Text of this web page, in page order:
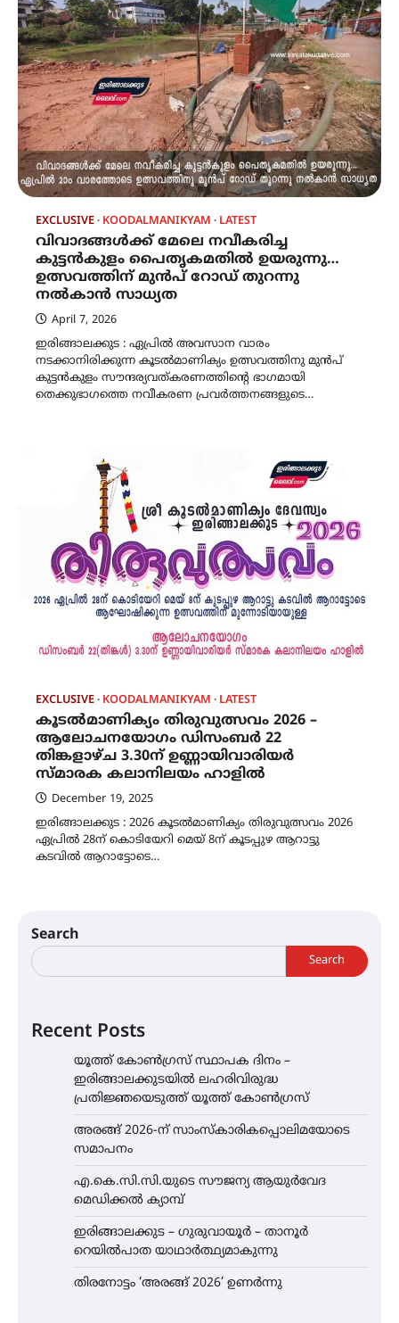
EXCLUSIVE KOODALMANIKYAM LATEST
വിവാദങ്ങൾക്ക് മേലെ നവീകരിച്ച
കുട്ടൻകുളം പൈതൃകമതിൽ ഉയരുന്നു…
ഉത്സവത്തിന് മുൻപ് റോഡ് തുറന്നു
നൽകാൻ സാധ്യത
April 7, 2026
ഇരിങ്ങാലക്കുട : ഏപ്രിൽ അവസാന വാരം
നടക്കാനിരിക്കുന്ന കൂടൽമാണിക്യം ഉത്സവത്തിനു മുൻപ്
കുട്ടൻകുളം സൗന്ദര്യവത്കരണത്തിന്റെ ഭാഗമായി
തെക്കുഭാഗത്തെ നവീകരണ പ്രവർത്തനങ്ങളുടെ…
EXCLUSIVE KOODALMANIKYAM LATEST
കൂടൽമാണിക്യം തിരുവുത്സവം 2026 –
ആലോചനയോഗം ഡിസംബർ 22
തിങ്കളാഴ്ച 3.30ന് ഉണ്ണായിവാരിയർ
സ്മാരക കലാനിലയം ഹാളിൽ
December 19, 2025
ഇരിങ്ങാലക്കുട : 2026 കൂടൽമാണിക്യം തിരുവുത്സവം 2026
ഏപ്രിൽ 28ന് കൊടിയേറി മെയ് 8ന് കൂടപ്പുഴ ആറാട്ടു
കടവിൽ ആറാട്ടോടെ…
Search
Search
Recent Posts
യൂത്ത് കോൺഗ്രസ്‌ സ്ഥാപക ദിനം –
ഇരിങ്ങാലക്കുടയിൽ ലഹരിവിരുദ്ധ
പ്രതിജ്ഞയെടുത്ത് യൂത്ത് കോൺഗ്രസ്
അരങ്ങ് 2026-ന് സാംസ്കാരികപ്പൊലിമയോടെ
സമാപനം
എ.കെ.സി.സി.യുടെ സൗജന്യ ആയുർവേദ
മെഡിക്കൽ ക്യാമ്പ്
ഇരിങ്ങാലക്കുട – ഗുരുവായൂർ – താനൂർ
റെയിൽപാത യാഥാർത്ഥ്യമാകുന്നു
തിരനോട്ടം ‘അരങ്ങ് 2026’ ഉണർന്നു